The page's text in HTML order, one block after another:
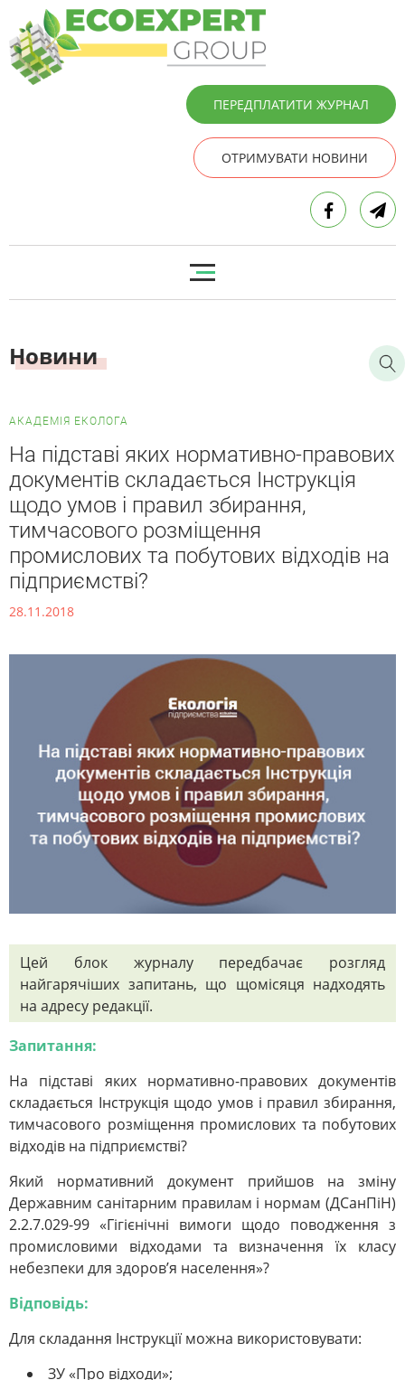
ПЕРЕДПЛАТИТИ ЖУРНАЛ
ОТРИМУВАТИ НОВИНИ
Новини
АКАДЕМІЯ ЕКОЛОГА
На підставі яких нормативно-правових
документів складається Інструкція
щодо умов і правил збирання,
тимчасового розміщення
промислових та побутових відходів на
підприємстві?
28.11.2018
Цей блок журналу передбачає розгляд
найгарячіших запитань, що щомісяця надходять
на адресу редакції.
Запитання:
На підставі яких нормативно-правових документів
складається Інструкція щодо умов і правил збирання,
тимчасового розміщення промислових та побутових
відходів на підприємстві?
Який нормативний документ прийшов на зміну
Державним санітарним правилам і нормам (ДСанПіН)
2.2.7.029-99 «Гігієнічні вимоги щодо поводження з
промисловими відходами та визначення їх класу
небезпеки для здоров’я населення»?
Відповідь:
Для складання Інструкції можна використовувати:
ЗУ «Про відходи»;